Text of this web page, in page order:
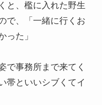
と、檻に入れた野生
で、「一緒に行くお
った」
で事務所まで来てく
帯といいシブくてイ